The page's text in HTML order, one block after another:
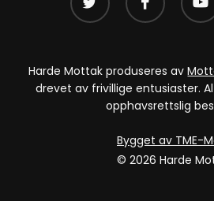
Harde Mottak produseres av
drevet av frivillige entusiaster.
opphavsrettslig
Bygget av TME-
© 2026 Harde